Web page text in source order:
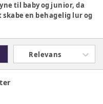
til baby og junior, da
en behagelig lur og
dyner, puder og
Du finder et stort
Temprakon og
til børn såsom
Relevans